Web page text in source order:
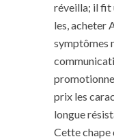
réveilla; il fit
les, acheter
symptômes
prix les
longue
Cette chape